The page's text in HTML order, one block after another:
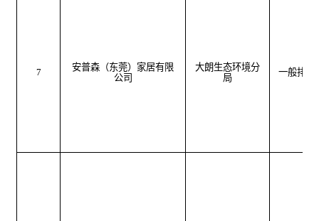
7
安普森（东莞）家居有限
公司
大朗生态环境分
局
一般排污